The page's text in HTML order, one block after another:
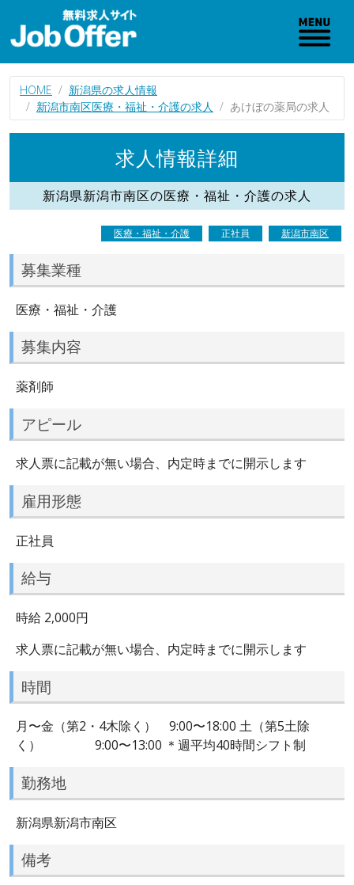
HOME
新潟県の求人情報
新潟市南区医療・福祉・介護の求人
あけぼの薬局の求人
求人情報詳細
新潟県新潟市南区の医療・福祉・介護の求人
医療・福祉・介護 正社員 新潟市南区
募集業種
医療・福祉・介護
募集内容
薬剤師
アピール
求人票に記載が無い場合、内定時までに開示します
雇用形態
正社員
給与
時給 2,000円
求人票に記載が無い場合、内定時までに開示します
時間
月〜金（第2・4木除く） 9:00〜18:00 土（第5土除
く） 9:00〜13:00 ＊週平均40時間シフト制
勤務地
新潟県新潟市南区
備考